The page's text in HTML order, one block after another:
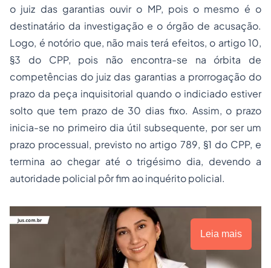
o juiz das garantias ouvir o MP, pois o mesmo é o
destinatário da investigação e o órgão de acusação.
Logo, é notório que, não mais terá efeitos, o artigo 10,
§3 do CPP, pois não encontra-se na órbita de
competências do juiz das garantias a prorrogação do
prazo da peça inquisitorial quando o indiciado estiver
solto que tem prazo de 30 dias fixo. Assim, o prazo
inicia-se no primeiro dia útil subsequente, por ser um
prazo processual, previsto no artigo 789, §1 do CPP, e
termina ao chegar até o trigésimo dia, devendo a
autoridade policial pôr fim ao inquérito policial.
Leia mais